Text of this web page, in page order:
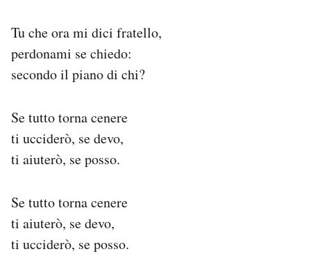
Tu che ora mi dici fratello,
perdonami se chiedo:
secondo il piano di chi?
Se tutto torna cenere
ti ucciderò, se devo,
ti aiuterò, se posso.
Se tutto torna cenere
ti aiuterò, se devo,
ti ucciderò, se posso.